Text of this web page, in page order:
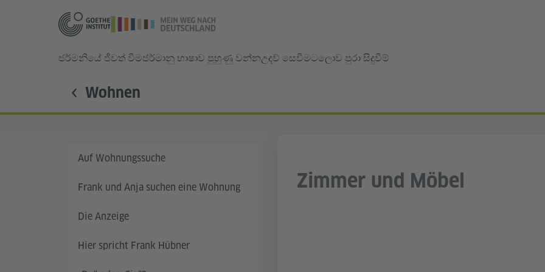
ජර්මනියේ ජීවත් වීමජර්මානු භාෂාව පුහුණු වන්නඋදව් සෙවීමටලොව පුරා සිදුවීම්
Wohnen
Auf Wohnungssuche
Frank und Anja suchen eine Wohnung
Die Anzeige
Hier spricht Frank Hübner
Zimmer und Möbel